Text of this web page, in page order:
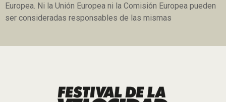
Europea. Ni la Unión Europea ni la Comisión Europea pueden
ser consideradas responsables de las mismas